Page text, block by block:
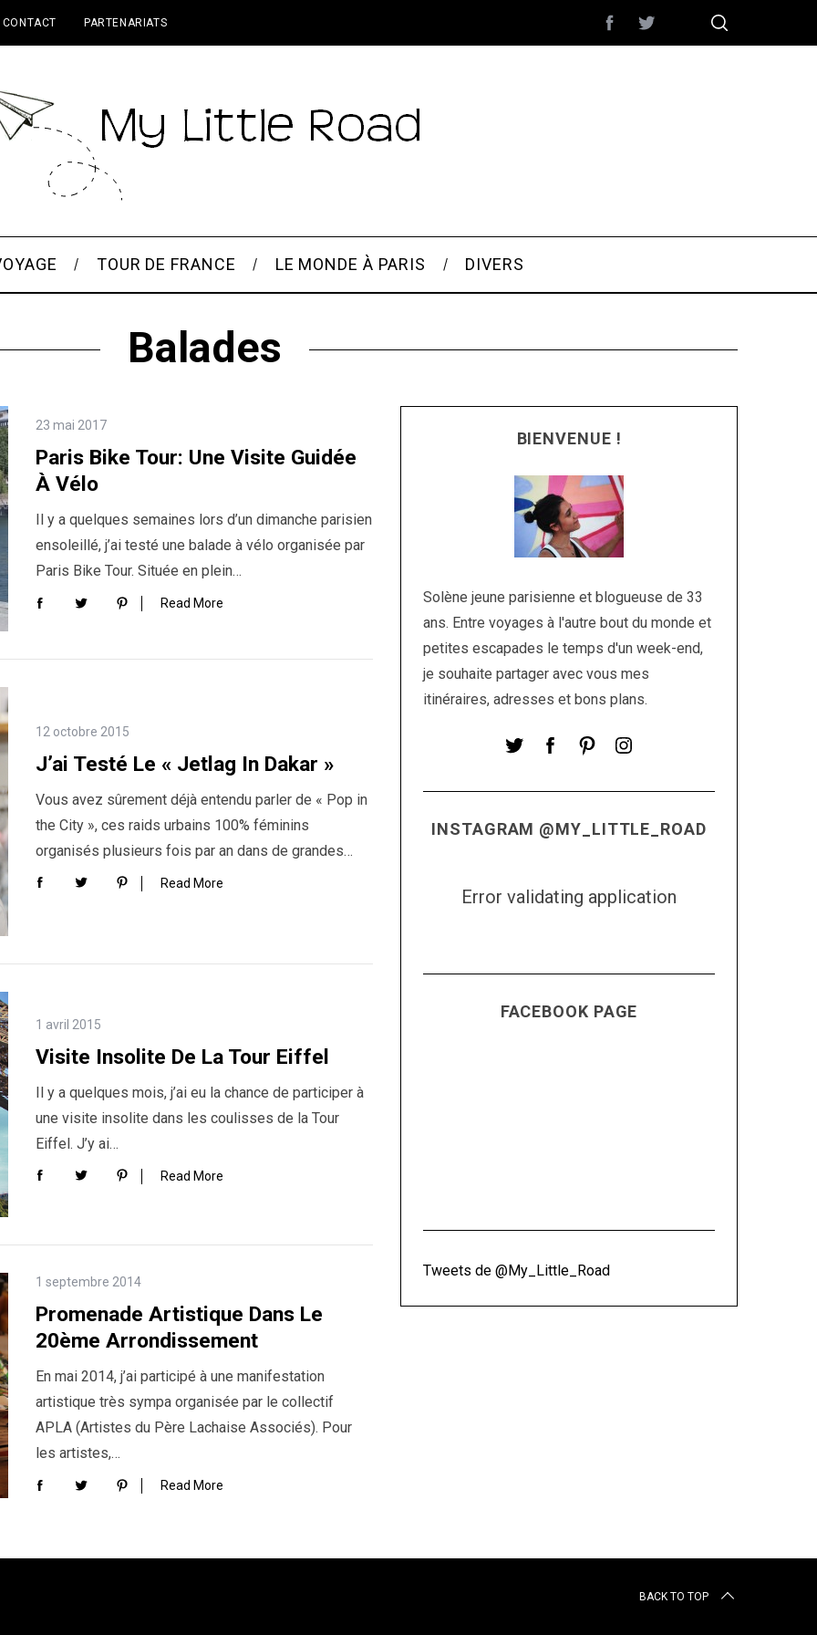
CONTACT PARTENARIATS
TOUR DE FRANCE LE MONDE À PARIS DIVERS
Balades
23 mai 2017
Paris Bike Tour: Une Visite Guidée
À Vélo
Il y a quelques semaines lors d’un dimanche parisien
ensoleillé, j’ai testé une balade à vélo organisée par
Paris Bike Tour. Située en plein…
Read More
12 octobre 2015
J’ai Testé Le « Jetlag In Dakar »
Vous avez sûrement déjà entendu parler de « Pop in
the City », ces raids urbains 100% féminins
organisés plusieurs fois par an dans de grandes…
Read More
1 avril 2015
Visite Insolite De La Tour Eiffel
Il y a quelques mois, j’ai eu la chance de participer à
une visite insolite dans les coulisses de la Tour
Eiffel. J’y ai…
Read More
1 septembre 2014
Promenade Artistique Dans Le
20ème Arrondissement
En mai 2014, j’ai participé à une manifestation
artistique très sympa organisée par le collectif
APLA (Artistes du Père Lachaise Associés). Pour
les artistes,…
Read More
BIENVENUE !
Solène jeune parisienne et blogueuse de 33
ans. Entre voyages à l'autre bout du monde et
petites escapades le temps d'un week-end,
je souhaite partager avec vous mes
itinéraires, adresses et bons plans.
INSTAGRAM @MY_LITTLE_ROAD
Error validating application
FACEBOOK PAGE
Tweets de @My_Little_Road
BACK TO TOP